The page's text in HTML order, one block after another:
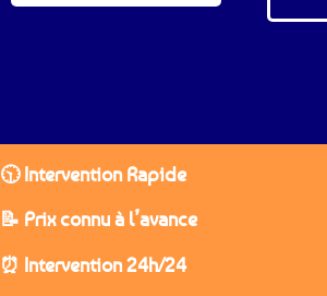
🕥 Intervention Rapide
📝 Prix connu à l’avance
⏰ Intervention 24h/24